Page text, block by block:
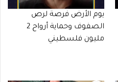
يوم الأرض فرصة لرص
الصفوف وحماية أرواح 2
مليون فلسطيني